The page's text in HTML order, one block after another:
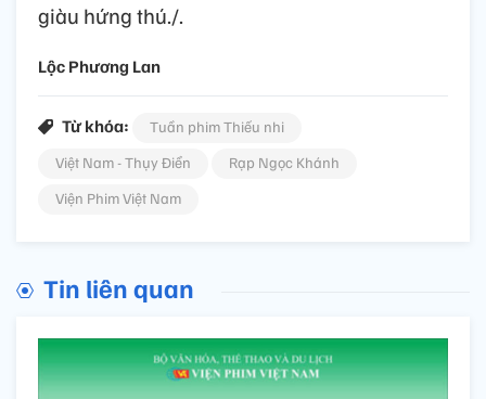
giàu hứng thú./.
Lộc Phương Lan
Từ khóa:
Tuần phim Thiếu nhi
Việt Nam - Thụy Điển
Rạp Ngọc Khánh
Viện Phim Việt Nam
Tin liên quan